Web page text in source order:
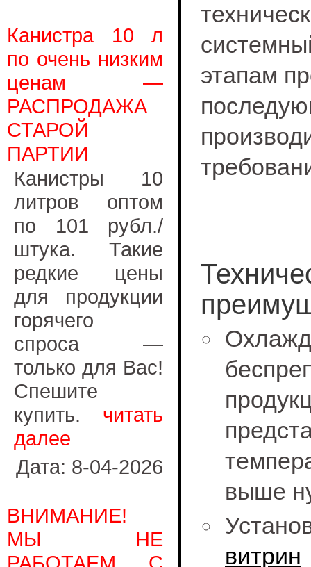
Канистра 10 л
по очень низким
ценам —
РАСПРОДАЖА
СТАРОЙ
ПАРТИИ
Канистры 10
литров оптом
по 101 рубл./
штука. Такие
редкие цены
для продукции
горячего
спроса —
только для Вас!
Спешите
купить. читать
далее
Дата: 8-04-2026
ВНИМАНИЕ!
МЫ НЕ
этапам
выше
витрин